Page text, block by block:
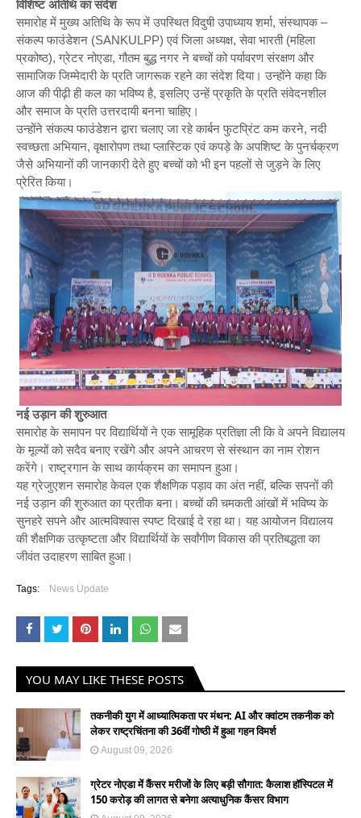
विशिष्ट अतिथि का संदेश
समारोह में मुख्य अतिथि के रूप में उपस्थित विदुषी उपाध्याय शर्मा, संस्थापक –
संकल्प फाउंडेशन (SANKULPP) एवं जिला अध्यक्ष, सेवा भारती (महिला
प्रकोष्ठ), ग्रेटर नोएडा, गौतम बुद्ध नगर ने बच्चों को पर्यावरण संरक्षण और
सामाजिक जिम्मेदारी के प्रति जागरूक रहने का संदेश दिया। उन्होंने कहा कि
आज की पीढ़ी ही कल का भविष्य है, इसलिए उन्हें प्रकृति के प्रति संवेदनशील
और समाज के प्रति उत्तरदायी बनना चाहिए।
उन्होंने संकल्प फाउंडेशन द्वारा चलाए जा रहे कार्बन फुटप्रिंट कम करने, नदी
स्वच्छता अभियान, वृक्षारोपण तथा प्लास्टिक एवं कपड़े के अपशिष्ट के पुनर्चक्रण
जैसे अभियानों की जानकारी देते हुए बच्चों को भी इन पहलों से जुड़ने के लिए
प्रेरित किया।
नई उड़ान की शुरुआत
समारोह के समापन पर विद्यार्थियों ने एक सामूहिक प्रतिज्ञा ली कि वे अपने विद्यालय
के मूल्यों को सदैव बनाए रखेंगे और अपने आचरण से संस्थान का नाम रोशन
करेंगे। राष्ट्रगान के साथ कार्यक्रम का समापन हुआ।
यह ग्रेजुएशन समारोह केवल एक शैक्षणिक पड़ाव का अंत नहीं, बल्कि सपनों की
नई उड़ान की शुरुआत का प्रतीक बना। बच्चों की चमकती आंखों में भविष्य के
सुनहरे सपने और आत्मविश्वास स्पष्ट दिखाई दे रहा था। यह आयोजन विद्यालय
की शैक्षणिक उत्कृष्टता और विद्यार्थियों के सर्वांगीण विकास की प्रतिबद्धता का
जीवंत उदाहरण साबित हुआ।
Tags: News Update
YOU MAY LIKE THESE POSTS
तकनीकी युग में आध्यात्मिकता पर मंथन: AI और क्वांटम तकनीक को
लेकर राष्ट्रचिंतना की 36वीं गोष्ठी में हुआ गहन विमर्श
August 09, 2026
ग्रेटर नोएडा में कैंसर मरीजों के लिए बड़ी सौगात: कैलाश हॉस्पिटल में
150 करोड़ की लागत से बनेगा अत्याधुनिक कैंसर विभाग